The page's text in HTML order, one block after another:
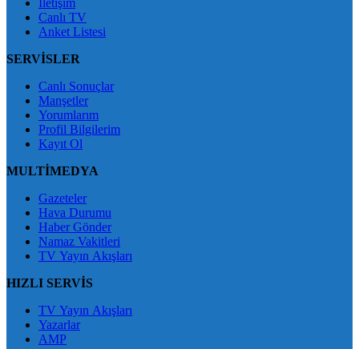
İletişim
Canlı TV
Anket Listesi
SERVİSLER
Canlı Sonuçlar
Manşetler
Yorumlarım
Profil Bilgilerim
Kayıt Ol
MULTİMEDYA
Gazeteler
Hava Durumu
Haber Gönder
Namaz Vakitleri
TV Yayın Akışları
HIZLI SERVİS
TV Yayın Akışları
Yazarlar
AMP